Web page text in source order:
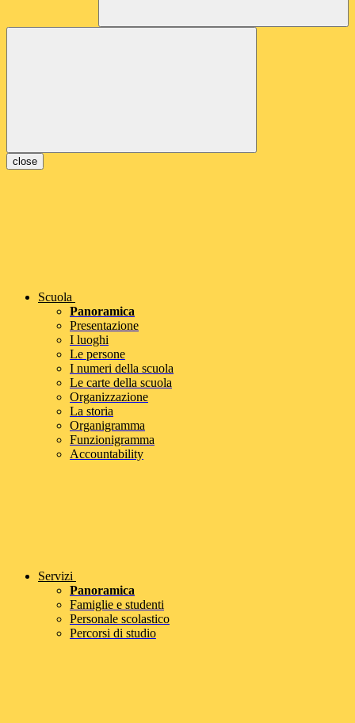
close
Scuola
Panoramica
Presentazione
I luoghi
Le persone
I numeri della scuola
Le carte della scuola
Organizzazione
La storia
Organigramma
Funzionigramma
Accountability
Servizi
Panoramica
Famiglie e studenti
Personale scolastico
Percorsi di studio